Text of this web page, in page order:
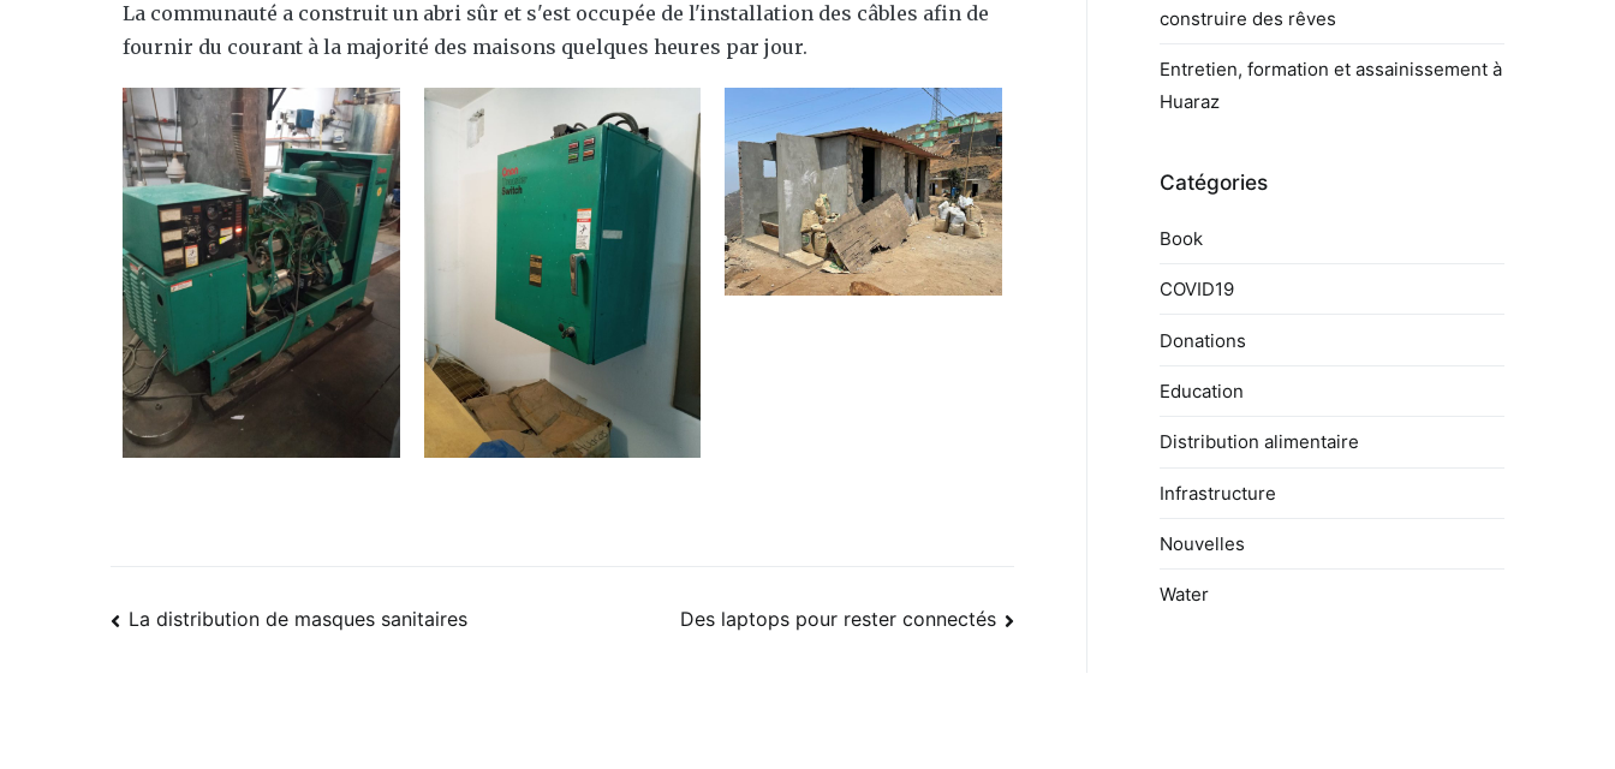
La communauté a construit un abri sûr et s'est occupée de l'installation des câbles afin de
fournir du courant à la majorité des maisons quelques heures par jour.
La distribution de masques sanitaires Des laptops pour rester connectés
construire des rêves
Entretien, formation et assainissement à
Huaraz
Catégories
Book
COVID19
Donations
Education
Distribution alimentaire
Infrastructure
Nouvelles
Water